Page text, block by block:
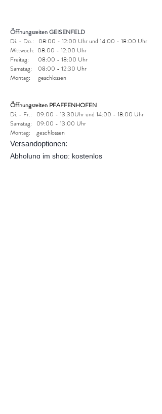
Öffnungszeiten GEISENFELD
Di. - Do.: 08:00 - 12:00 Uhr und 14:00 - 18:00 Uhr
Mittwoch: 08:00 - 12:00 Uhr
Freitag: 08:00 - 18:00 Uhr
Samstag: 08:00 - 12:30 Uhr
Montag: geschlossen
Öffnungszeiten PFAFFENHOFEN
Di. - Fr.: 09:00 - 13:30Uhr und 14:00 - 18:00 Uhr
Samstag: 09:00 - 13:00 Uhr
Montag: geschlossen
Versandoptionen:
Abholung im shop: kostenlos